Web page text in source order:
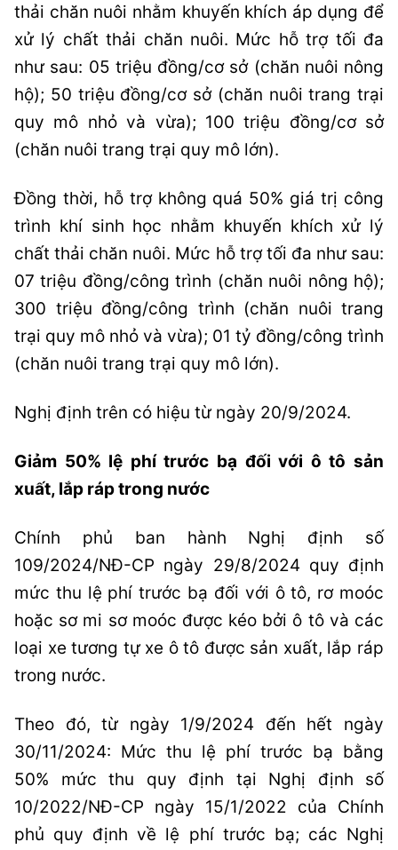
thải chăn nuôi nhằm khuyến khích áp dụng để
xử lý chất thải chăn nuôi. Mức hỗ trợ tối đa
như sau: 05 triệu đồng/cơ sở (chăn nuôi nông
hộ); 50 triệu đồng/cơ sở (chăn nuôi trang trại
quy mô nhỏ và vừa); 100 triệu đồng/cơ sở
(chăn nuôi trang trại quy mô lớn).
Đồng thời, hỗ trợ không quá 50% giá trị công
trình khí sinh học nhằm khuyến khích xử lý
chất thải chăn nuôi. Mức hỗ trợ tối đa như sau:
07 triệu đồng/công trình (chăn nuôi nông hộ);
300 triệu đồng/công trình (chăn nuôi trang
trại quy mô nhỏ và vừa); 01 tỷ đồng/công trình
(chăn nuôi trang trại quy mô lớn).
Nghị định trên có hiệu từ ngày 20/9/2024.
Giảm 50% lệ phí trước bạ đối với ô tô sản
xuất, lắp ráp trong nước
Chính phủ ban hành Nghị định số
109/2024/NĐ-CP ngày 29/8/2024 quy định
mức thu lệ phí trước bạ đối với ô tô, rơ moóc
hoặc sơ mi sơ moóc được kéo bởi ô tô và các
loại xe tương tự xe ô tô được sản xuất, lắp ráp
trong nước.
Theo đó, từ ngày 1/9/2024 đến hết ngày
30/11/2024: Mức thu lệ phí trước bạ bằng
50% mức thu quy định tại Nghị định số
10/2022/NĐ-CP ngày 15/1/2022 của Chính
phủ quy định về lệ phí trước bạ; các Nghị